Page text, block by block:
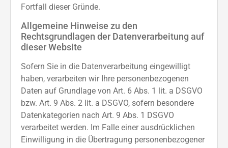
Fortfall dieser Gründe.
Allgemeine Hinweise zu den
Rechtsgrundlagen der Datenverarbeitung auf
dieser Website
Sofern Sie in die Datenverarbeitung eingewilligt
haben, verarbeiten wir Ihre personenbezogenen
Daten auf Grundlage von Art. 6 Abs. 1 lit. a DSGVO
bzw. Art. 9 Abs. 2 lit. a DSGVO, sofern besondere
Datenkategorien nach Art. 9 Abs. 1 DSGVO
verarbeitet werden. Im Falle einer ausdrücklichen
Einwilligung in die Übertragung personenbezogener